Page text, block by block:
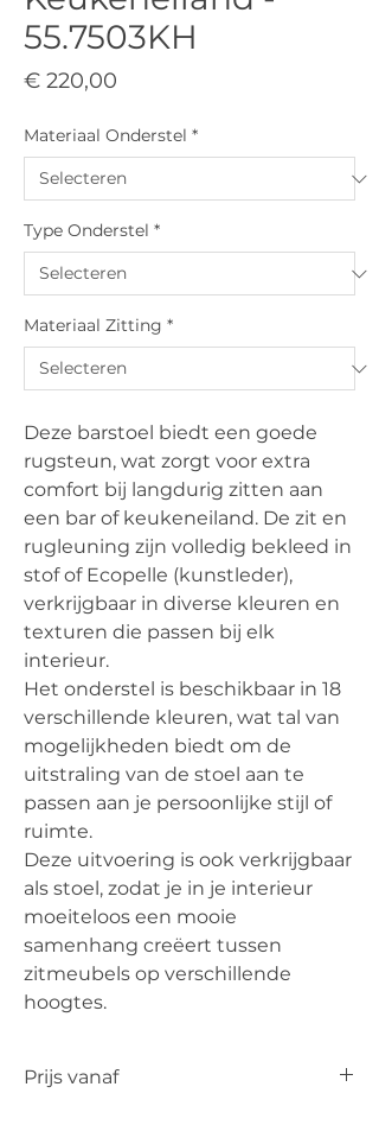
55.7503KH
€ 220,00
Materiaal Onderstel *
Type Onderstel *
Materiaal Zitting *
Deze barstoel biedt een goede
rugsteun, wat zorgt voor extra
comfort bij langdurig zitten aan
een bar of keukeneiland. De zit en
rugleuning zijn volledig bekleed in
stof of Ecopelle (kunstleder),
verkrijgbaar in diverse kleuren en
texturen die passen bij elk
interieur.
Het onderstel is beschikbaar in 18
verschillende kleuren, wat tal van
mogelijkheden biedt om de
uitstraling van de stoel aan te
passen aan je persoonlijke stijl of
ruimte.
Deze uitvoering is ook verkrijgbaar
als stoel, zodat je in je interieur
moeiteloos een mooie
samenhang creëert tussen
zitmeubels op verschillende
hoogtes.
Prijs vanaf